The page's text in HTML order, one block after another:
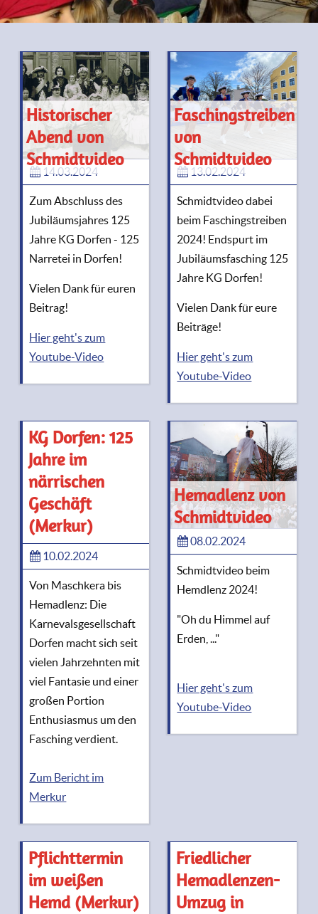
Historischer
Abend von
Schmidtvideo
14.03.2024
Zum Abschluss des
Jubiläumsjahres 125
Jahre KG Dorfen - 125
Narretei in Dorfen!
Vielen Dank für euren
Beitrag!
Hier geht's zum
Youtube-Video
Faschingstreiben
von
Schmidtvideo
13.02.2024
Schmidtvideo dabei
beim Faschingstreiben
2024! Endspurt im
Jubiläumsfasching 125
Jahre KG Dorfen!
Vielen Dank für eure
Beiträge!
Hier geht's zum
Youtube-Video
KG Dorfen: 125
Jahre im
närrischen
Geschäft
(Merkur)
10.02.2024
Von Maschkera bis
Hemadlenz: Die
Karnevalsgesellschaft
Dorfen macht sich seit
vielen Jahrzehnten mit
viel Fantasie und einer
großen Portion
Enthusiasmus um den
Fasching verdient.
Zum Bericht im
Merkur
Hemadlenz von
Schmidtvideo
08.02.2024
Schmidtvideo beim
Hemdlenz 2024!
"Oh du Himmel auf
Erden, ..."
Hier geht's zum
Youtube-Video
Pflichttermin
im weißen
Hemd (Merkur)
Friedlicher
Hemadlenzen-
Umzug in